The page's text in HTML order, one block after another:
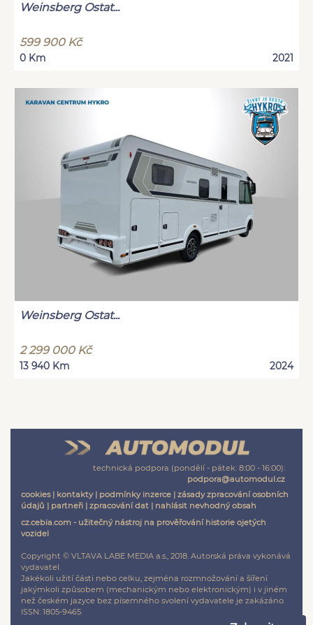
Weinsberg Ostat...
599 900 Kč
0 Km 2021
Weinsberg Ostat...
2 299 000 Kč
13 940 Km 2024
technická podpora (pondělí - pátek: 8:00 - 16:00):
podpora@automodul.cz
cookies| kontakty| podmínky inzerce | zásady zpracování osobních
údajů | partneři | zpracování dat | nahlásit nevhodný obsah
cz.cebia.com - užitečný nástroj na prověřování historie ojetých
vozidel
Copyright © VLTAVA LABE MEDIA a.s., 2018. Autorská práva vykonává
vydavatel.
Jakékoli užití části nebo celku, zejména rozmnožování a šíření
jakýmkoli způsobem (mechanickým nebo elektronickým) i v jiném
než českém jazyce bez písemného svolení vydavatele je zakázáno.
ISSN: 1805-9465.